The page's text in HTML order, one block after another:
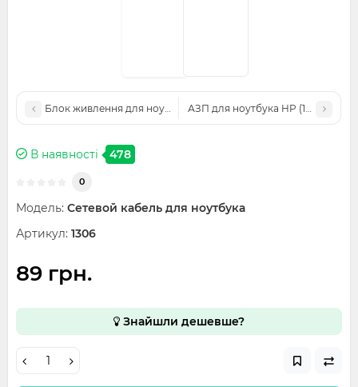
Блок живлення для ноутбука HP (19V 3.42A 65W) 5.5x2.5 мм
АЗП для ноутбука HP (19V 2.1A
В наявності 478
0
Модель: Сетевой кабель для ноутбука
Артикул: 1306
89 грн.
Знайшли дешевше?